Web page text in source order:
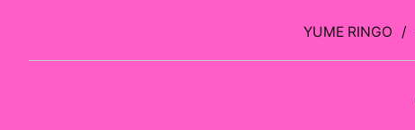
YUME RINGO